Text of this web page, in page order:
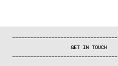
———————————————————————————————————
GET IN TOUCH
———————————————————————————————————